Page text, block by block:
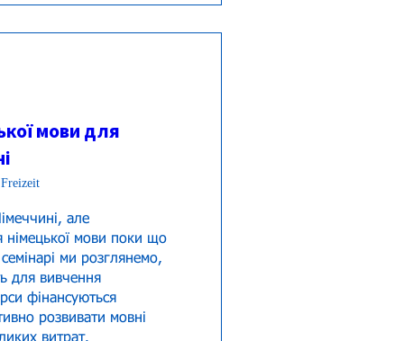
мови для
але
німецької мови поки що
ми розглянемо,
для вивчення
фінансуються
розвивати мовні